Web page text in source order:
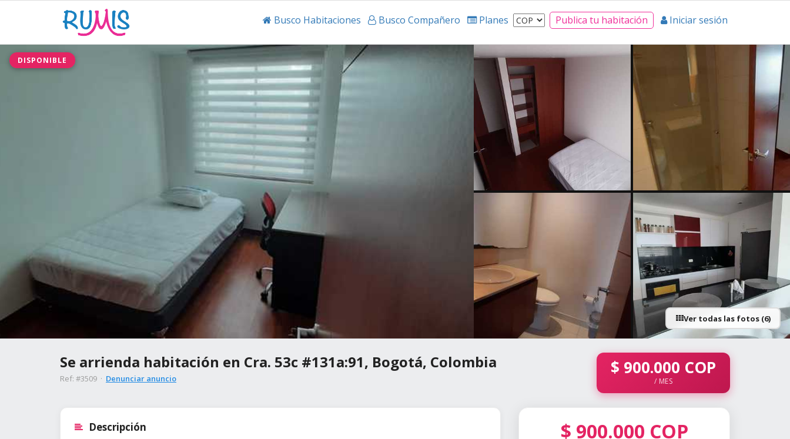
Busco Habitaciones Busco Compañero Planes Publica tu habitación Iniciar sesión
DISPONIBLE
Ver todas las fotos (6)
Se arrienda habitación en Cra. 53c #131a:91, Bogotá, Colombia
Ref: #3509 · Denunciar anuncio
$ 900.000 COP
/ MES
Descripción $ 900.000 COP